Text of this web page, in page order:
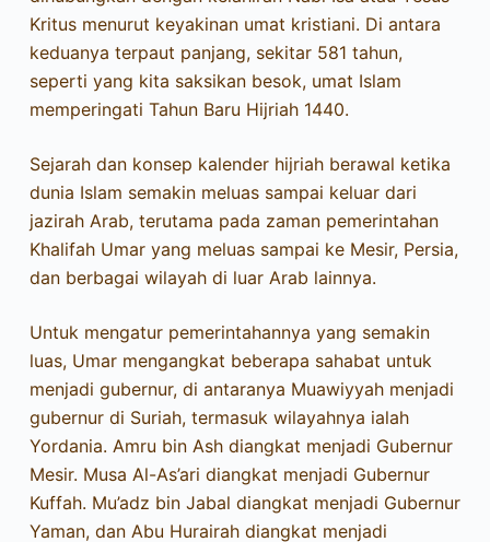
Kritus menurut keyakinan umat kristiani. Di antara
keduanya terpaut panjang, sekitar 581 tahun,
seperti yang kita saksikan besok, umat Islam
memperingati Tahun Baru Hijriah 1440.
Sejarah dan konsep kalender hijriah berawal ketika
dunia Islam semakin meluas sampai keluar dari
jazirah Arab, terutama pada zaman pemerintahan
Khalifah Umar yang meluas sampai ke Mesir, Persia,
dan berbagai wilayah di luar Arab lainnya.
Untuk mengatur pemerintahannya yang semakin
luas, Umar mengangkat beberapa sahabat untuk
menjadi gubernur, di antaranya Muawiyyah menjadi
gubernur di Suriah, termasuk wilayahnya ialah
Yordania. Amru bin Ash diangkat menjadi Gubernur
Mesir. Musa Al-As’ari diangkat menjadi Gubernur
Kuffah. Mu’adz bin Jabal diangkat menjadi Gubernur
Yaman, dan Abu Hurairah diangkat menjadi